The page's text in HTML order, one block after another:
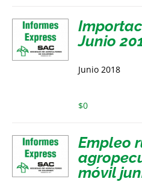
Junio
Junio 2018
$0
Empleo
móvil